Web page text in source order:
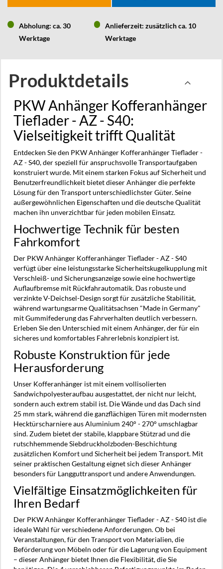
Abholung: ca. 30
Werktage
Anlieferzeit: zusätzlich ca. 10
Werktage
Produktdetails
PKW Anhänger Kofferanhänger
Tieflader - AZ - S40:
Vielseitigkeit trifft Qualität
Entdecken Sie den PKW Anhänger Kofferanhänger Tieflader -
AZ - S40, der speziell für anspruchsvolle Transportaufgaben
konstruiert wurde. Mit einem starken Fokus auf Sicherheit und
Benutzerfreundlichkeit bietet dieser Anhänger die perfekte
Lösung für den Transport unterschiedlichster Güter. Seine
außergewöhnlichen Eigenschaften und die deutsche Qualität
machen ihn unverzichtbar für jeden mobilen Einsatz.
Hochwertige Technik für besten
Fahrkomfort
Der PKW Anhänger Kofferanhänger Tieflader - AZ - S40
verfügt über eine leistungsstarke Sicherheitskugelkupplung mit
Verschleiß- und Sicherungsanzeige sowie eine hochwertige
Auflaufbremse mit Rückfahrautomatik. Das robuste und
verzinkte V-Deichsel-Design sorgt für zusätzliche Stabilität,
während wartungsarme Qualitätsachsen "Made in Germany"
mit Gummifederung das Fahrverhalten deutlich verbessern.
Erleben Sie den Unterschied mit einem Anhänger, der für ein
sicheres und komfortables Fahrerlebnis konzipiert ist.
Robuste Konstruktion für jede
Herausforderung
Unser Kofferanhänger ist mit einem vollisolierten
Sandwichpolyesteraufbau ausgestattet, der nicht nur leicht,
sondern auch extrem stabil ist. Die Wände und das Dach sind
25 mm stark, während die ganzflächigen Türen mit modernsten
Hecktürscharniere aus Aluminium 240° - 270° umschlagbar
sind. Zudem bietet der stabile, klappbare Stützrad und die
rutschhemmende Siebdruckholzboden-Beschichtung
zusätzlichen Komfort und Sicherheit bei jedem Transport. Mit
seiner praktischen Gestaltung eignet sich dieser Anhänger
besonders für Langguttransport und andere Anwendungen.
Vielfältige Einsatzmöglichkeiten für
Ihren Bedarf
Der PKW Anhänger Kofferanhänger Tieflader - AZ - S40 ist die
ideale Wahl für verschiedene Anforderungen. Ob bei
Veranstaltungen, für den Transport von Materialien, die
Beförderung von Möbeln oder für die Lagerung von Equipment
– dieser Anhänger bietet Ihnen die Flexibilität, die Sie